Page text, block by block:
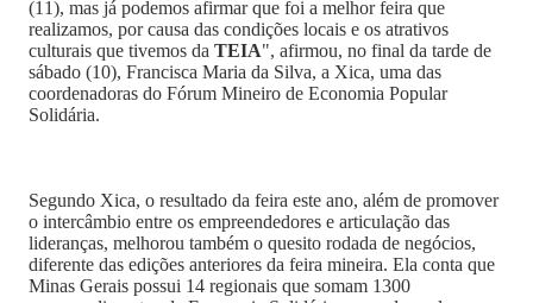
(11), mas já podemos afirmar que foi a melhor feira que
realizamos, por causa das condições locais e os atrativos
culturais que tivemos da TEIA", afirmou, no final da tarde de
sábado (10), Francisca Maria da Silva, a Xica, uma das
coordenadoras do Fórum Mineiro de Economia Popular
Solidária.
Segundo Xica, o resultado da feira este ano, além de promover
o intercâmbio entre os empreendedores e articulação das
lideranças, melhorou também o quesito rodada de negócios,
diferente das edições anteriores da feira mineira. Ela conta que
Minas Gerais possui 14 regionais que somam 1300